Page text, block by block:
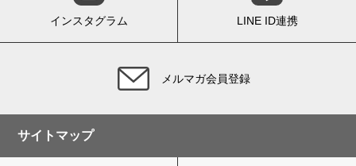
インスタグラム LINE ID連携
メルマガ会員登録
サイトマップ